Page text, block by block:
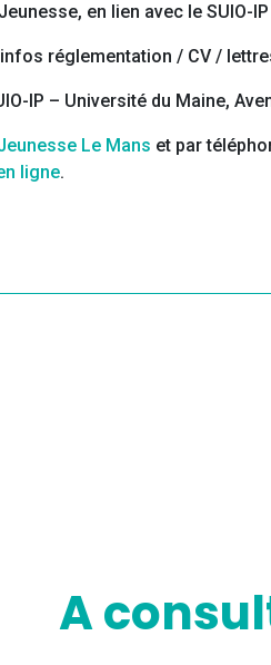
en lien avec le SUIO-
réglementation / CV /
IP – Université du Maine,
Le Mans et par
ligne.
A